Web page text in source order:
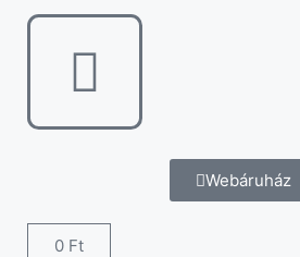
Webáruház
0 Ft